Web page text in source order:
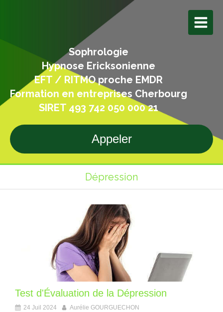
Sophrologie
Hypnose Ericksonienne
EFT / RITMO proche EMDR
Formation en entreprises Cherbourg
SIRET 493 742 050 000 21
Appeler
Dépression
Test d'Évaluation de la Dépression
24 Juil 2024
Aurélie GOURGUECHON